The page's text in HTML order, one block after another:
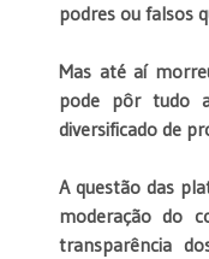
podres ou falsos
Mas até aí
pode pôr tudo
diversificado de
A questão das
moderação do
transparência